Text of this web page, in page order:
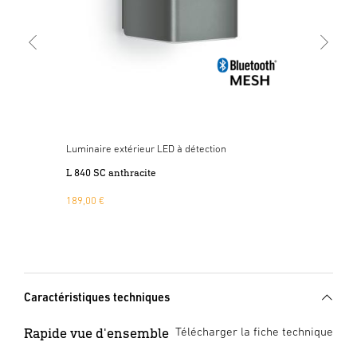
Luminaire extérieur LED à détection
L 840 SC anthracite
189,00 €
Caractéristiques techniques
Rapide vue d'ensemble Télécharger la fiche technique